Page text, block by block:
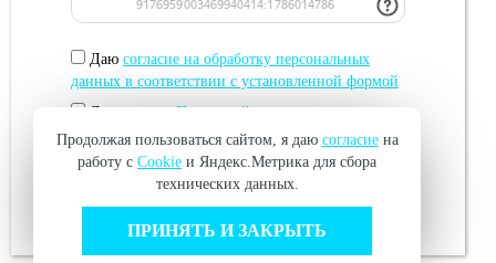
Даю согласие на обработку персональных
данных в соответствии с установленной формой
Я согласен сПолитикой в отношении
обработки персональных данных
Продолжая пользоваться сайтом, я даю согласиена
работу с Cookie и Яндекс.Метрика для сбора
технических данных.
ПРИНЯТЬ И ЗАКРЫТЬ